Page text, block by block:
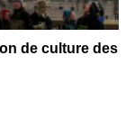
de culture des